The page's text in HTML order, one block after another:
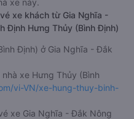
xe khách từ Gia Nghĩa -
Định Hưng Thủy (Bình Định)
Định) ở Gia Nghĩa - Đắk
xe Hưng Thủy (Bình
vi-VN/xe-hung-thuy-binh-
xe Gia Nghĩa - Đắk Nông